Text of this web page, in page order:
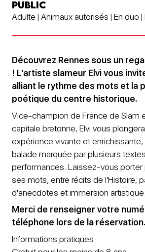
PUBLIC
Adulte | Animaux autorisés | En duo |
Découvrez Rennes sous un
! L'artiste slameur Elvi vous
alliant le rythme des mots et la
poétique du centre historique.
Vice-champion de France de Slam
capitale bretonne, Elvi vous
expérience vivante et enrichissante,
balade marquée par plusieurs
performances. Laissez-vous porter
ses mots, entre récits de l'Histoire,
d'anecdotes et immersion artistique.
Merci de renseigner votre
téléphone lors de la réservation.
Informations pratiques :